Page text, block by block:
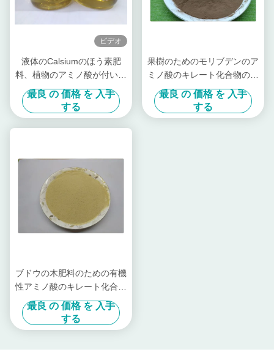
ビデオ
液体のCalsiumのほう素肥
料、植物のアミノ酸が付いて
いる果樹肥料
最良 の 価格 を 入手
する
果樹のためのモリブデンのア
ミノ酸のキレート化合物の高
い窒素の有機肥料
最良 の 価格 を 入手
する
ブドウの木肥料のための有機
性アミノ酸のキレート化合物
ほう素そして亜鉛
最良 の 価格 を 入手
する